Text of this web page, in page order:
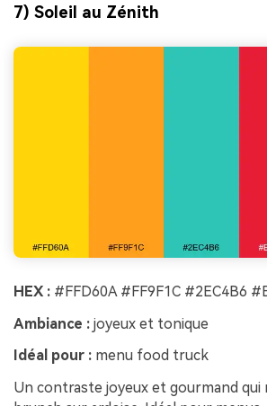
7) Soleil au Zénith
HEX : #FFD60A #FF9F1C #2EC4B6
Ambiance : joyeux et tonique
Idéal pour : menu food truck
Un contraste joyeux et gourmand qui